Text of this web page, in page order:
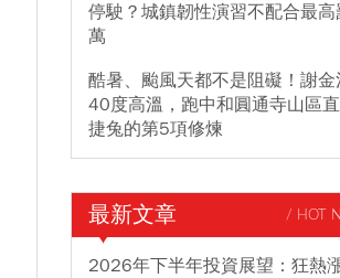
停駛？城鎮韌性演習不配合最
萬
酷暑、颱風天都不是阻礙！謝金
40度高溫，跑中和圓通寺山區直
捷兔的第5項修煉
最新文章 / HOT
2026年下半年投資展望：狂熱